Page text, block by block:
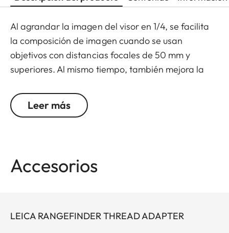
Al agrandar la imagen del visor en 1/4, se facilita
la composición de imagen cuando se usan
objetivos con distancias focales de 50 mm y
superiores. Al mismo tiempo, también mejora la
tele zoom. El visor de aumento se atornilla al
ocular de la cámara y se engancha al ojal de la
Leer más
Accesorios
LEICA RANGEFINDER THREAD ADAPTER